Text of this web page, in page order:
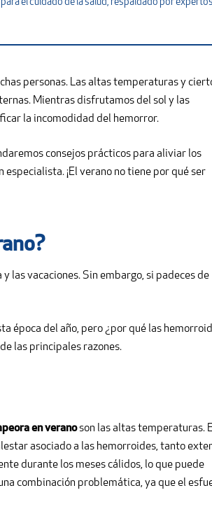
el cuidado de la salud, respaldado por
personas. Las altas temperaturas y
Mientras disfrutamos del sol y las
la incomodidad del hemorror.
consejos prácticos para aliviar los
¡El verano no tiene por qué ser
las vacaciones. Sin embargo, si padeces de
época del año, pero ¿por qué las
las principales razones.
en veranoson las altas temperaturas.
asociado a las hemorroides, tanto
durante los meses cálidos, lo que puede
combinación problemática, ya que el